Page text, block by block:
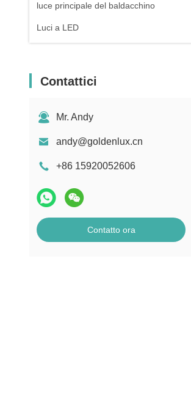
luce principale del baldacchino
Luci a LED
Contattici
Mr. Andy
andy@goldenlux.cn
+86 15920052606
Contatto ora